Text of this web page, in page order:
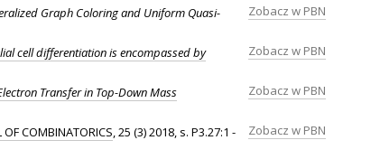
Graph Coloring and Uniform Quasi-
Zobacz w PBN
cell differentiation is encompassed by
Zobacz w PBN
Transfer in Top-Down Mass
Zobacz w PBN
OF COMBINATORICS , 25 (3) 2018, s. P3.27:1 -
Zobacz w PBN